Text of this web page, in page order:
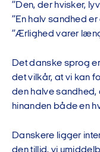
”Den, der hvisker,
”En halv sandhed er
”Ærlighed varer
Det danske sprog
det vilkår, at vi kan
den halve
hinanden både en
Danskere ligger